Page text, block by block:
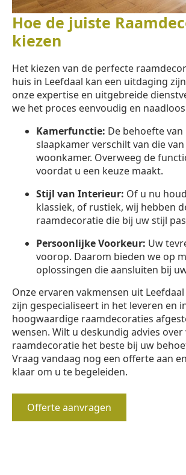
Hoe de juiste
kiezen
Het kiezen van de perfecte
huis in Leefdaal kan een uitdaging
onze expertise en uitgebreide
we het proces eenvoudig en
Kamerfunctie: De behoefte van
slaapkamer verschilt van die van
woonkamer. Overweeg de
voordat u een keuze maakt.
Stijl van Interieur: Of u nu
klassiek, of rustiek, wij hebben
raamdecoratie die bij uw stijl
Persoonlijke Voorkeur: Uw
voorop. Daarom bieden we op
oplossingen die aansluiten bij
Onze ervaren vakmensen uit
zijn gespecialiseert in het leveren en
hoogwaardige raamdecoraties
wensen. Wilt u deskundig advies over
raamdecoratie het beste bij uw
Vraag vandaag nog een offerte aan
klaar om u te begeleiden.
Offerte aanvragen